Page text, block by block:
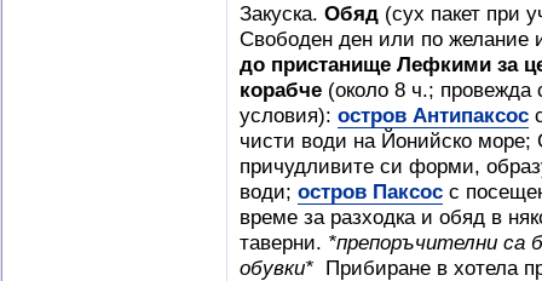
Закуска. Обяд (сух пакет при
Свободен ден или по желание
до пристанище Лефкими за
корабче (около 8 ч.;
условия): остров Антипаксос
чисти води на Йонийско
причудливите си форми,
води; остров Паксос с
време за разходка и обяд в
таверни. *препоръчителни са
обувки* Прибиране в хотела